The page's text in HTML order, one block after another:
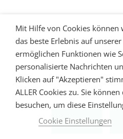
Mit Hilfe von Cookies können
das beste Erlebnis auf
ermöglichen Funktionen wie
personalisierte Nachrichten
Klicken auf "Akzeptieren"
ALLER Cookies zu. Sie
besuchen, um diese
Cookie Einstellungen